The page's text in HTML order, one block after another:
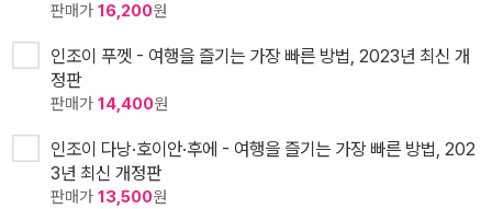
판매가 16,200원
인조이 푸껫 - 여행을 즐기는 가장 빠른 방법, 2023년 최신 개
정판
판매가 14,400원
인조이 다낭·호이안·후에 - 여행을 즐기는 가장 빠른 방법, 202
3년 최신 개정판
판매가 13,500원